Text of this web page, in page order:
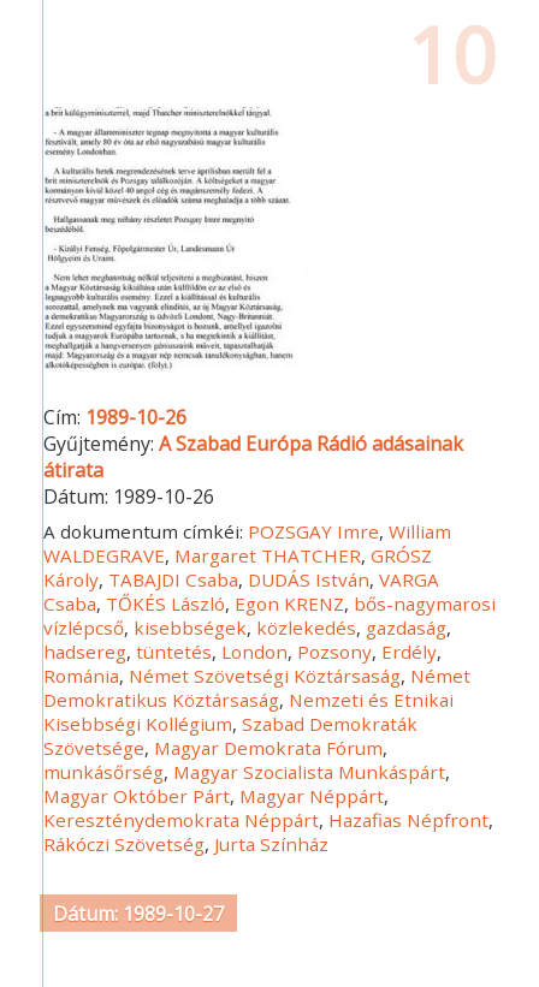
10
Cím: 1989-10-26
Gyűjtemény:A Szabad Európa Rádió adásainak
átirata
Dátum: 1989-10-26
A dokumentum címkéi: POZSGAY Imre,William
WALDEGRAVE, Margaret THATCHER,GRÓSZ
Károly, TABAJDI Csaba, DUDÁS István,VARGA
Csaba, TŐKÉS László, Egon KRENZ, bős-nagymarosi
vízlépcső, kisebbségek, közlekedés, gazdaság,
hadsereg,tüntetés, London, Pozsony, Erdély,
Románia, Német Szövetségi Köztársaság, Német
Demokratikus Köztársaság, Nemzeti és Etnikai
Kisebbségi Kollégium,Szabad Demokraták
Szövetsége, Magyar Demokrata Fórum,
munkásőrség, Magyar Szocialista Munkáspárt,
Magyar Október Párt, Magyar Néppárt,
Kereszténydemokrata Néppárt, Hazafias Népfront,
Rákóczi Szövetség, Jurta Színház
Dátum: 1989-10-27